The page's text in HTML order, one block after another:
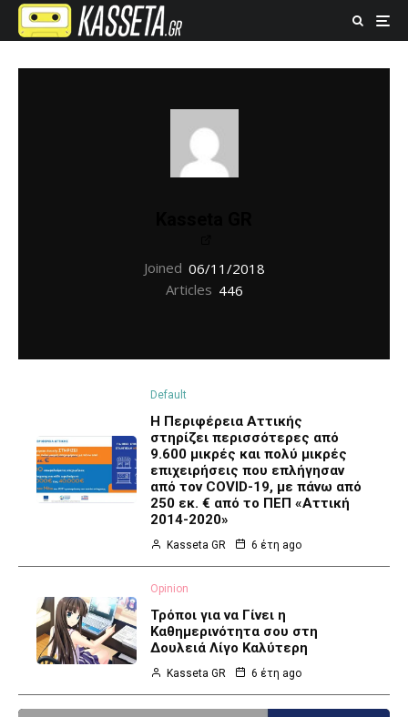
Joined 06/11/2018
Articles 446
Default
Η Περιφέρεια Αττικής
στηρίζει περισσότερες από
9.600 μικρές και πολύ μικρές
επιχειρήσεις που επλήγησαν
από τον COVID-19, με πάνω από
250 εκ. € από το ΠΕΠ «Αττική
2014-2020»
Kasseta GR 6 έτη ago
Opinion
Τρόποι για να Γίνει η
Καθημερινότητα σου στη
Δουλειά Λίγο Καλύτερη
Kasseta GR 6 έτη ago